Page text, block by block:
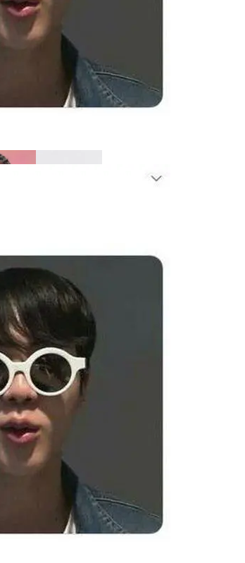
Изнасилования: Мать Отрицает
Никелодеона